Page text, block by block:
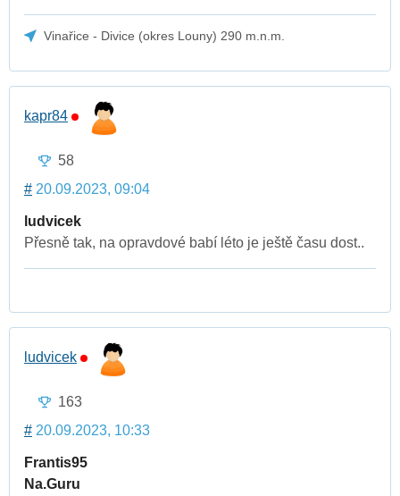
Vinařice - Divice (okres Louny) 290 m.n.m.
kapr84
58
# 20.09.2023, 09:04
ludvicek
Přesně tak, na opravdové babí léto je ještě času dost..
ludvicek
163
# 20.09.2023, 10:33
Frantis95
Na.Guru